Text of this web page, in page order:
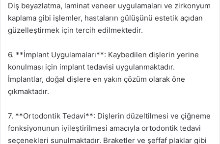
Diş beyazlatma, laminat veneer uygulamaları ve zirkonyum
kaplama gibi işlemler, hastaların gülüşünü estetik açıdan
güzelleştirmek için tercih edilmektedir.
6. **İmplant Uygulamaları**: Kaybedilen dişlerin yerine
konulması için implant tedavisi uygulanmaktadır.
İmplantlar, doğal dişlere en yakın çözüm olarak öne
çıkmaktadır.
7. **Ortodontik Tedavi**: Dişlerin düzeltilmesi ve çiğneme
fonksiyonunun iyileştirilmesi amacıyla ortodontik tedavi
seçenekleri sunulmaktadır. Braketler ve şeffaf plaklar gibi